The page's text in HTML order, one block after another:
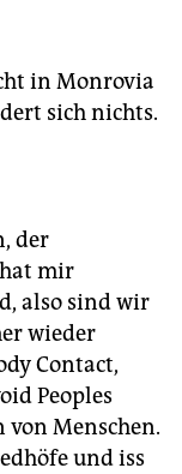
in Monrovia
sich nichts.
der
mir
also sind wir
wieder
Contact,
Peoples
von Menschen.
und iss